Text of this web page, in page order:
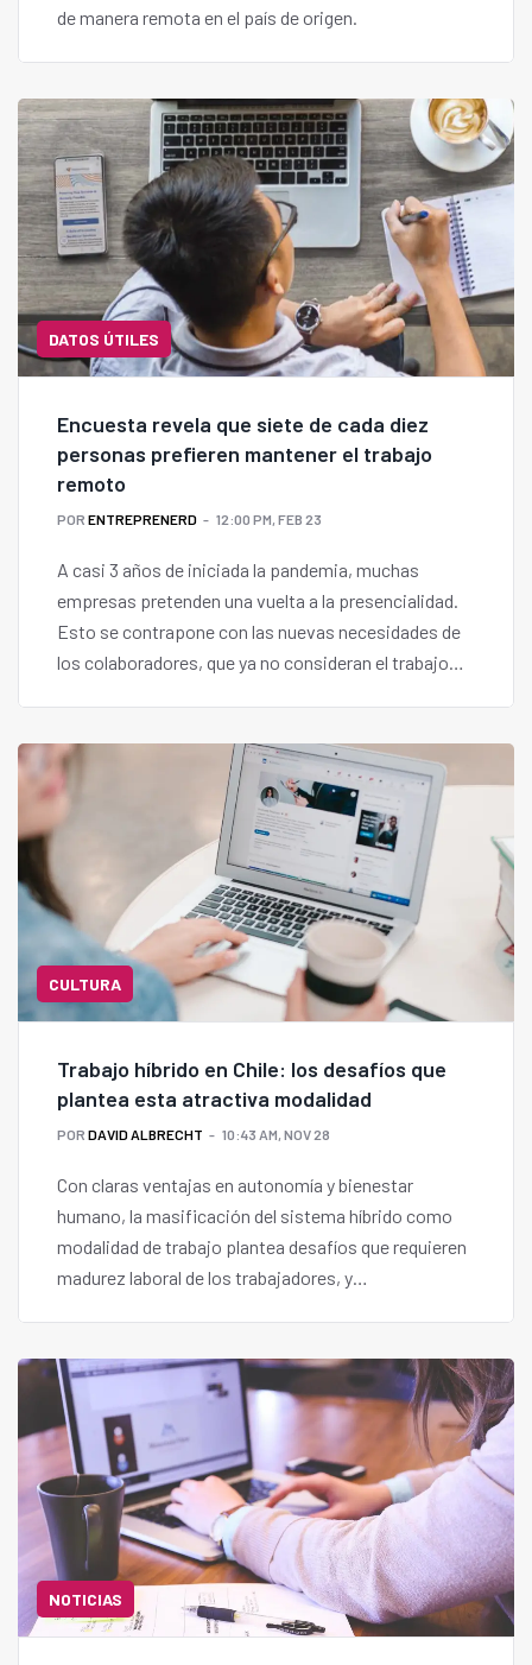
de manera remota en el país de origen.
DATOS ÚTILES
Encuesta revela que siete de cada diez
personas prefieren mantener el trabajo
remoto
POR ENTREPRENERD 12:00 PM, FEB 23
A casi 3 años de iniciada la pandemia, muchas
empresas pretenden una vuelta a la presencialidad.
Esto se contrapone con las nuevas necesidades de
los colaboradores, que ya no consideran el trabajo
CULTURA
Trabajo híbrido en Chile: los desafíos que
plantea esta atractiva modalidad
POR DAVID ALBRECHT 10:43 AM, NOV 28
Con claras ventajas en autonomía y bienestar
humano, la masificación del sistema híbrido como
modalidad de trabajo plantea desafíos que requieren
madurez laboral de los trabajadores, y
NOTICIAS